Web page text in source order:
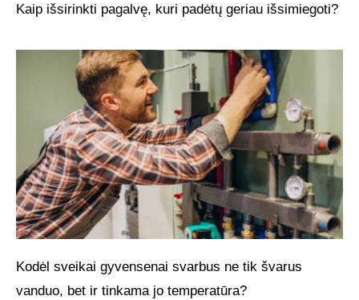
Kaip išsirinkti pagalvę, kuri padėtų geriau išsimiegoti?
Kodėl sveikai gyvensenai svarbus ne tik švarus
vanduo, bet ir tinkama jo temperatūra?